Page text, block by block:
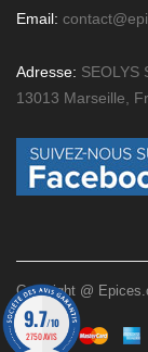
Email:
Adresse: SEOLYS
13013 Marseille,
Copyright @
9.7/10
2750 AVIS